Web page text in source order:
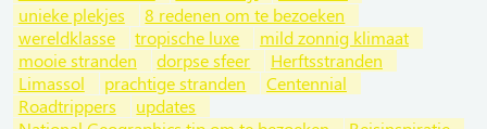
unieke plekjes
8 redenen om te bezoeken
wereldklasse
tropische luxe
mild zonnig klimaat
mooie stranden
dorpse sfeer
Herftsstranden
Limassol
prachtige stranden
Centennial
Roadtrippers
updates